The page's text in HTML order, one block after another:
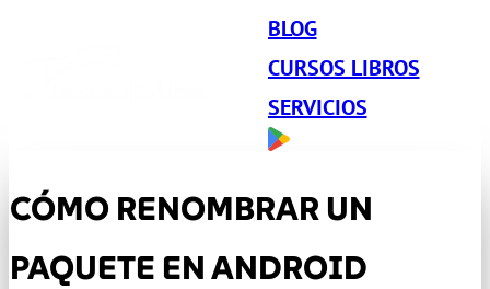
BLOG
CURSOS LIBROS
SERVICIOS
CÓMO RENOMBRAR UN
PAQUETE EN ANDROID